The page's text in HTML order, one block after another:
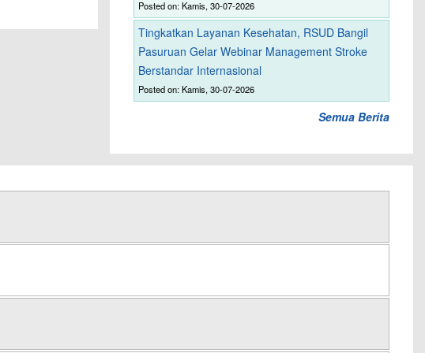
Posted on: Kamis, 30-07-2026
Tingkatkan Layanan Kesehatan, RSUD Bangil
Pasuruan Gelar Webinar Management Stroke
Berstandar Internasional
Posted on: Kamis, 30-07-2026
Semua Berita